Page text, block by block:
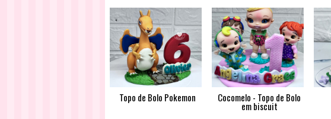
Topo de Bolo Pokemon Cocomelo - Topo de Bolo
em biscuit